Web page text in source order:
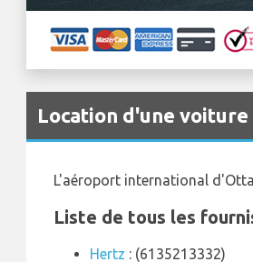
Location d'une
L'aéroport international
Liste de tous les
Hertz : (6135213332)